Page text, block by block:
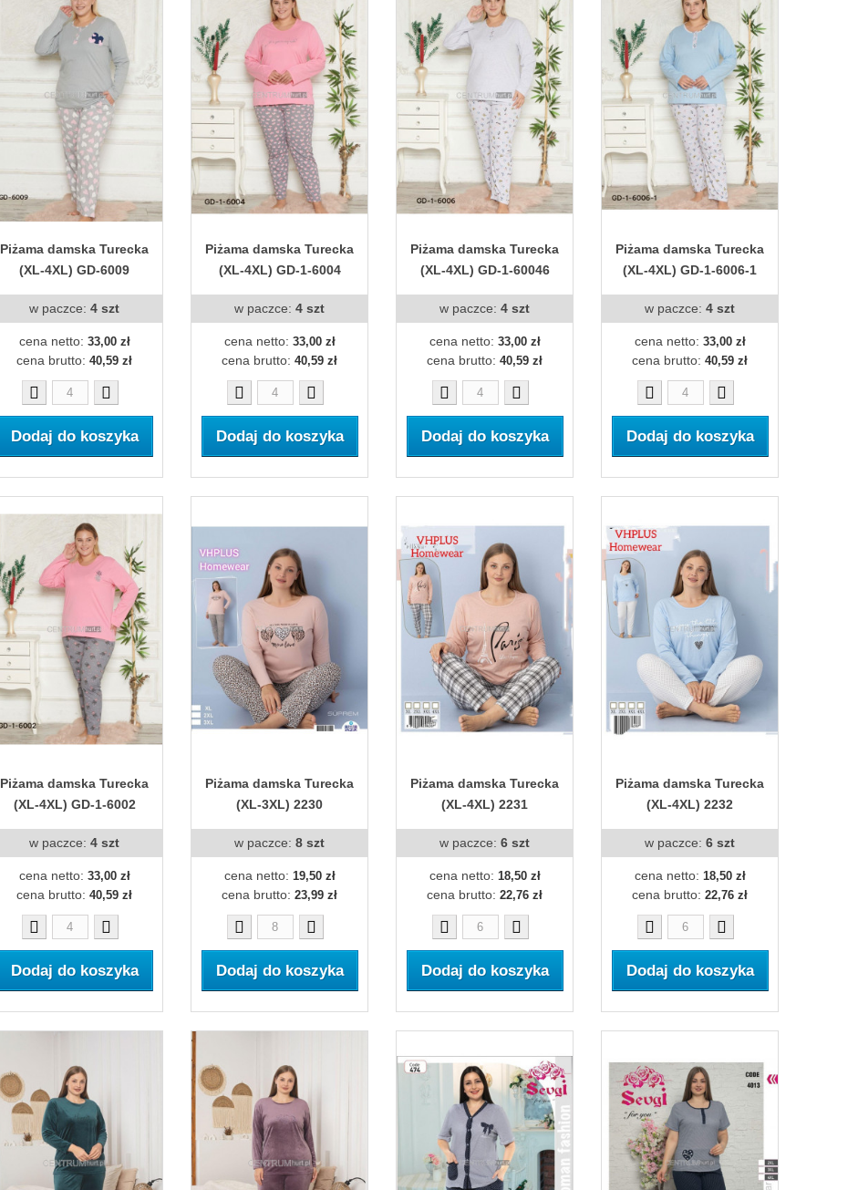
Piżama damska Turecka
(XL-4XL) GD-6009
w paczce: 4 szt
cena netto: 33,00 zł
cena brutto: 40,59 zł
Dodaj do koszyka
Piżama damska Turecka
(XL-4XL) GD-1-6004
w paczce: 4 szt
cena netto: 33,00 zł
cena brutto: 40,59 zł
Dodaj do koszyka
Piżama damska Turecka
(XL-4XL) GD-1-60046
w paczce: 4 szt
cena netto: 33,00 zł
cena brutto: 40,59 zł
Dodaj do koszyka
Piżama damska Turecka
(XL-4XL) GD-1-6006-1
w paczce: 4 szt
cena netto: 33,00 zł
cena brutto: 40,59 zł
Dodaj do koszyka
Piżama damska Turecka
(XL-4XL) GD-1-6002
w paczce: 4 szt
cena netto: 33,00 zł
cena brutto: 40,59 zł
Dodaj do koszyka
Piżama damska Turecka
(XL-3XL) 2230
w paczce: 8 szt
cena netto: 19,50 zł
cena brutto: 23,99 zł
Dodaj do koszyka
Piżama damska Turecka
(XL-4XL) 2231
w paczce: 6 szt
cena netto: 18,50 zł
cena brutto: 22,76 zł
Dodaj do koszyka
Piżama damska Turecka
(XL-4XL) 2232
w paczce: 6 szt
cena netto: 18,50 zł
cena brutto: 22,76 zł
Dodaj do koszyka